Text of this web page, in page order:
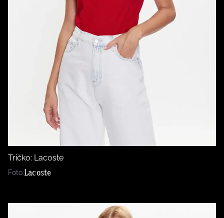
Tričko: Lacoste
Foto:Lacoste